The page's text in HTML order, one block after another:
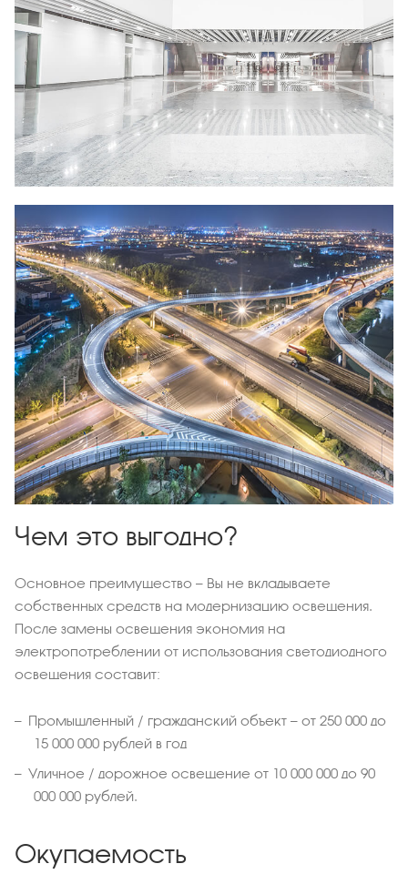
Чем это выгодно?
Основное преимущество — Вы не вкладываете
собственных средств на модернизацию освещения.
После замены освещения экономия на
электропотреблении от использования светодиодного
освещения составит:
Промышленный / гражданский объект — от 250 000 до
15 000 000 рублей в год
Уличное / дорожное освещение от 10 000 000 до 90
000 000 рублей.
Окупаемость